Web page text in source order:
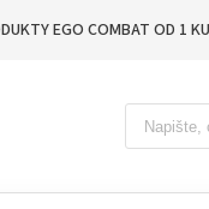
EGO COMBAT OD 1